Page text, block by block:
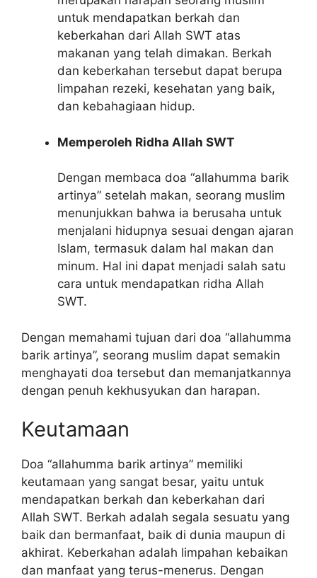
untuk mendapatkan berkah dan
keberkahan dari Allah SWT atas
makanan yang telah dimakan. Berkah
dan keberkahan tersebut dapat berupa
limpahan rezeki, kesehatan yang baik,
dan kebahagiaan hidup.
Memperoleh Ridha Allah SWT
Dengan membaca doa “allahumma barik
artinya” setelah makan, seorang muslim
menunjukkan bahwa ia berusaha untuk
menjalani hidupnya sesuai dengan ajaran
Islam, termasuk dalam hal makan dan
minum. Hal ini dapat menjadi salah satu
cara untuk mendapatkan ridha Allah
SWT.
Dengan memahami tujuan dari doa “allahumma
barik artinya”, seorang muslim dapat semakin
menghayati doa tersebut dan memanjatkannya
dengan penuh kekhusyukan dan harapan.
Keutamaan
Doa “allahumma barik artinya” memiliki
keutamaan yang sangat besar, yaitu untuk
mendapatkan berkah dan keberkahan dari
Allah SWT. Berkah adalah segala sesuatu yang
baik dan bermanfaat, baik di dunia maupun di
akhirat. Keberkahan adalah limpahan kebaikan
dan manfaat yang terus-menerus. Dengan